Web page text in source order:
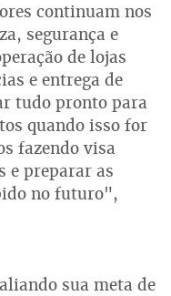
continuam nos
segurança e
de lojas
e entrega de
tudo pronto para
quando isso for
fazendo visa
e preparar as
no futuro",
sua meta de